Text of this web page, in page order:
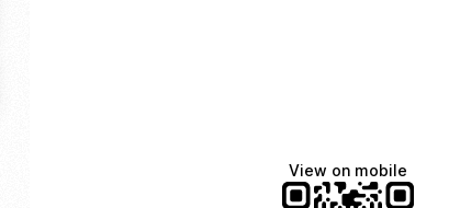
View on mobile